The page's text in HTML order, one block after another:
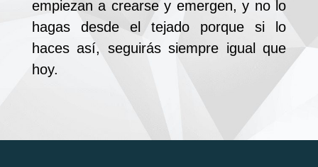
empiezan a crearse y emergen, y no lo
hagas desde el tejado porque si lo
haces así, seguirás siempre igual que
hoy.